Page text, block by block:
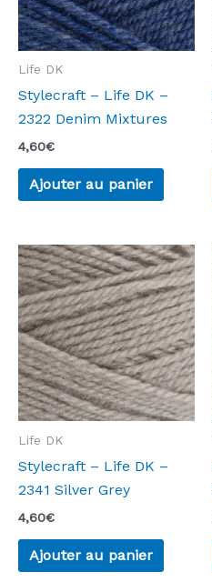
Life DK
Stylecraft – Life DK –
2322 Denim Mixtures
4,60€
Ajouter au panier
Life DK
Stylecraft – Life DK –
2341 Silver Grey
4,60€
Ajouter au panier